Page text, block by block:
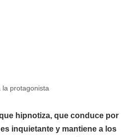
protagonista
hipnotiza, que conduce por
inquietante y mantiene a los